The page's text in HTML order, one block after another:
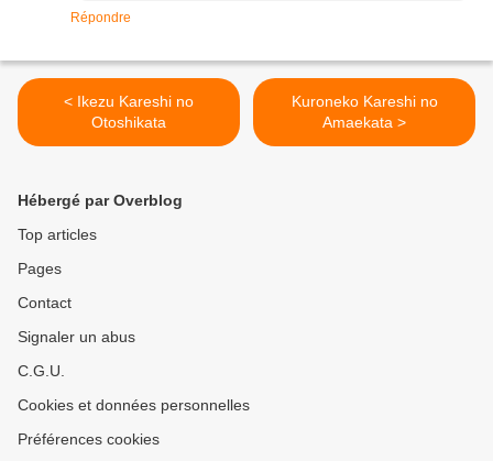
Répondre
< Ikezu Kareshi no
Otoshikata
Kuroneko Kareshi no
Amaekata >
Hébergé par Overblog
Top articles
Pages
Contact
Signaler un abus
C.G.U.
Cookies et données personnelles
Préférences cookies